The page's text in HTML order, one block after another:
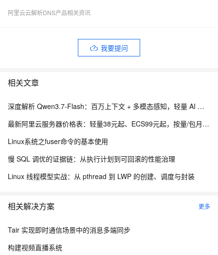
阿里云云解析DNS产品相关资讯
我要提问
相关文章
深度解析 Qwen3.7-Flash：百万上下文 + 多模态感知，轻量 AI 的全能之选
最新阿里云服务器价格表：轻量38元起、ECS99元起，按量/包月/包年，新老用户同享优惠明细参考
Linux系统之fuser命令的基本使用
慢 SQL 调优的证据链：从执行计划到可回滚的性能治理
Linux 线程模型实战：从 pthread 到 LWP 的创建、调度与封装
相关解决方案 更多
Tair 实现即时通信场景中的消息多端同步
构建视频直播系统